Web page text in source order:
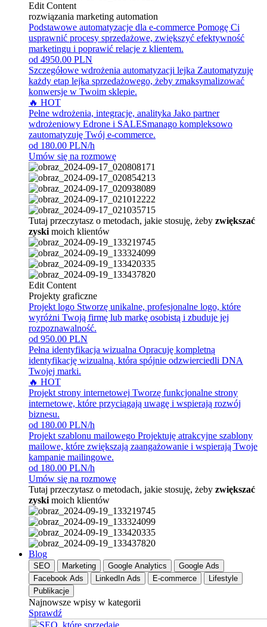
Edit Content
rozwiązania marketing automation
Podstawowe automatyzacje dla e-commerce Pomogę Ci
usprawnić procesy sprzedażowe, zwiększyć efektywność
marketingu i poprawić relacje z klientem.
od 4950.00 PLN
Szczegółowe wdrożenia automatyzacji lejka Zautomatyzuję
każdy etap lejka sprzedażowego, żeby zmaksymalizować
konwersje w Twoim sklepie.
🔥 HOT
Pełne wdrożenia, integracje, analityka Jako partner
wdrożeniowy Edrone i SALESmanago kompleksowo
zautomatyzuję Twój e-commerce.
od 180.00 PLN/h
Umów się na rozmowę
Tutaj przeczytasz o metodach, jakie stosuję, żeby zwiększać
zyski moich klientów
Edit Content
Projekty graficzne
Projekt logo Stworzę unikalne, profesjonalne logo, które
wyróżni Twoją firmę lub markę osobistą i zbuduje jej
rozpoznawalność.
od 950.00 PLN
Pełna identyfikacja wizualna Opracuję kompletną
identyfikację wizualną, która spójnie odzwierciedli DNA
Twojej marki.
🔥 HOT
Projekt strony internetowej Tworzę funkcjonalne strony
internetowe, które przyciągają uwagę i wspierają rozwój
biznesu.
od 180.00 PLN/h
Projekt szablonu mailowego Projektuję atrakcyjne szablony
mailowe, które zwiększają zaangażowanie i wspierają Twoje
kampanie mailingowe.
od 180.00 PLN/h
Umów się na rozmowę
Tutaj przeczytasz o metodach, jakie stosuję, żeby zwiększać
zyski moich klientów
Blog
SEO Marketing Google Analytics
Google Ads
Facebook Ads
LinkedIn Ads E-commerce
Lifestyle
Publikacje
Najnowsze wpisy w kategorii
Sprawdź